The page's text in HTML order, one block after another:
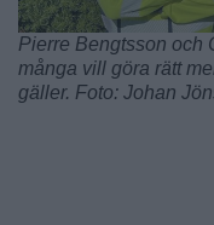
Pierre Bengtsson och
många vill göra rätt
gäller. Foto: Johan